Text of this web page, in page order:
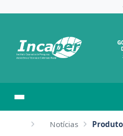
Notícias